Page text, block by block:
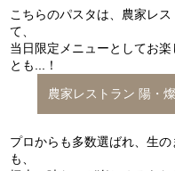
こちらのパスタは、農家レ
て、
当日限定メニューとしてお楽
とも...！
農家レストラン 陽・
プロからも多数選ばれ、生
も、